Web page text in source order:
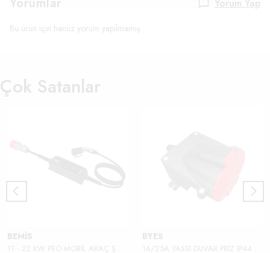
Yorum Yap
Bu ürün için henüz yorum yapılmamış.
Çok Satanlar
BEMİS BYES